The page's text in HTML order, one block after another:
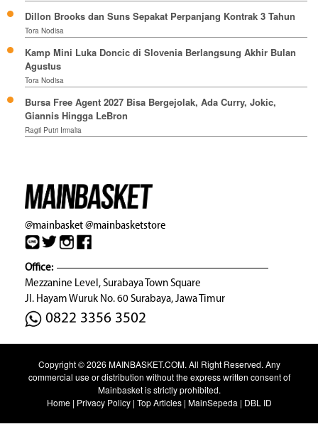
Dillon Brooks dan Suns Sepakat Perpanjang Kontrak 3 Tahun
Tora Nodisa
Kamp Mini Luka Doncic di Slovenia Berlangsung Akhir Bulan
Agustus
Tora Nodisa
Bursa Free Agent 2027 Bisa Bergejolak, Ada Curry, Jokic,
Giannis Hingga LeBron
Ragil Putri Irmalia
@mainbasket@mainbasketstore
Office:
Mezzanine Level, Surabaya Town Square
Jl. Hayam Wuruk No. 60 Surabaya, Jawa Timur
0822 3356 3502
Copyright © 2026 MAINBASKET.COM. All Right Reserved. Any
commercial use or distribution without the express written consent of
Mainbasket is strictly prohibited.
Home| Privacy Policy| Top Articles| MainSepeda | DBL ID